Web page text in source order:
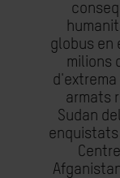
globus en
milions
armats
Sudan